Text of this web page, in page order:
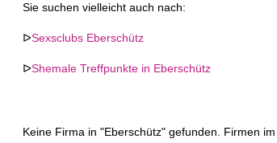
Sie suchen vielleicht auch nach:
ᐅSexsclubs Eberschütz
ᐅShemale Treffpunkte in Eberschütz
Keine Firma in "Eberschütz" gefunden. Firmen